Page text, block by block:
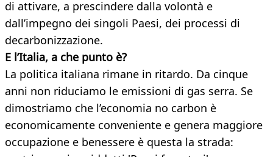
di attivare, a prescindere dalla volontà e
dall’impegno dei singoli Paesi, dei processi di
decarbonizzazione.
E l’Italia, a che punto è?
La politica italiana rimane in ritardo. Da cinque
anni non riduciamo le emissioni di gas serra. Se
dimostriamo che l’economia no carbon è
economicamente conveniente e genera maggiore
occupazione e benessere è questa la strada: